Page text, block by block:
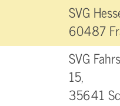
SVG
60487
SVG
15,
35641